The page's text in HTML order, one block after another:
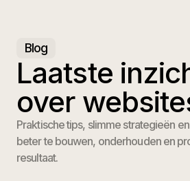
Blog
Laatste
over
Praktische tips, slimme strategieën
beter te bouwen, onderhouden en
resultaat.